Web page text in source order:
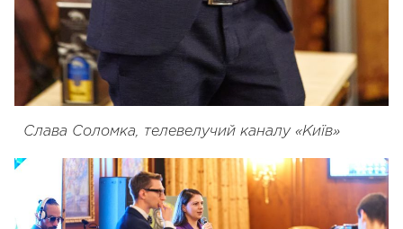
Слава Соломка, телевелучий каналу «Київ»